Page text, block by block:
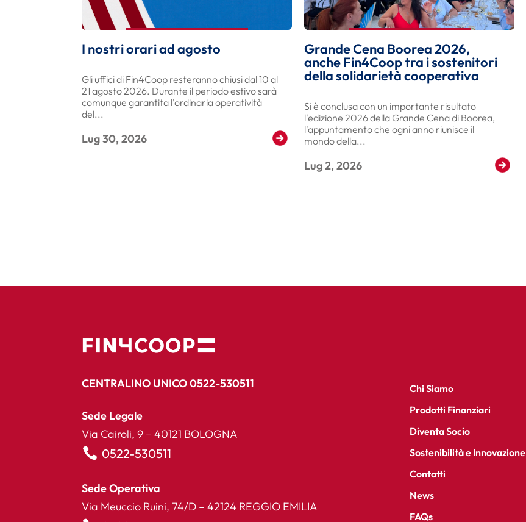
I nostri orari ad agosto
Gli uffici di Fin4Coop resteranno chiusi dal 10 al
21 agosto 2026. Durante il periodo estivo sarà
comunque garantita l'ordinaria operatività
del...
Lug 30, 2026
Grande Cena Boorea 2026,
anche Fin4Coop tra i sostenitori
della solidarietà cooperativa
Si è conclusa con un importante risultato
l'edizione 2026 della Grande Cena di Boorea,
l'appuntamento che ogni anno riunisce il
mondo della...
Lug 2, 2026
CENTRALINO UNICO 0522-530511
Sede Legale
Via Cairoli, 9 – 40121 BOLOGNA
 0522-530511
Sede Operativa
Via Meuccio Ruini, 74/D – 42124 REGGIO EMILIA
Chi Siamo
Prodotti Finanziari
Diventa Socio
Sostenibilità e Innovazione
Contatti
News
FAQs